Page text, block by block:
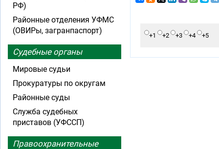
+1 +2 +3 +4 +5
РФ)
Районные отделения УФМС
(ОВИРы, загранпаспорт)
Судебные органы
Мировые судьи
Прокуратуры по округам
Районные суды
Служба судебных
приставов (УФССП)
Правоохранительные